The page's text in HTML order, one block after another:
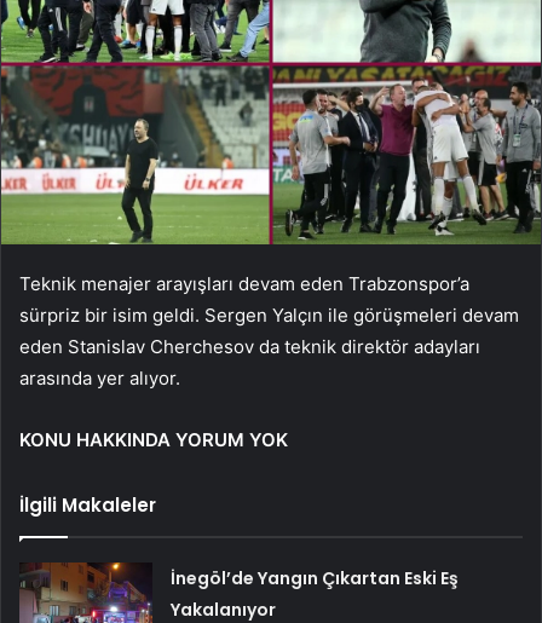
Teknik menajer arayışları devam eden Trabzonspor’a
sürpriz bir isim geldi. Sergen Yalçın ile görüşmeleri devam
eden Stanislav Cherchesov da teknik direktör adayları
arasında yer alıyor.
KONU HAKKINDA YORUM YOK
İlgili Makaleler
İnegöl’de Yangın Çıkartan Eski Eş
Yakalanıyor